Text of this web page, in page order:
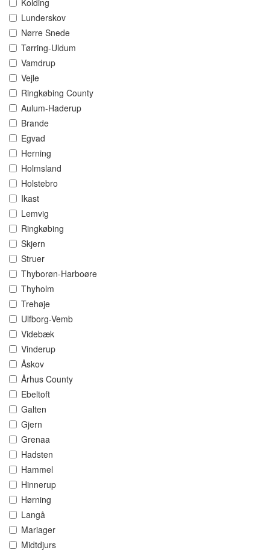
Kolding
Lunderskov
Nørre Snede
Tørring-Uldum
Vamdrup
Vejle
Ringkøbing County
Aulum-Haderup
Brande
Egvad
Herning
Holmsland
Holstebro
Ikast
Lemvig
Ringkøbing
Skjern
Struer
Thyborøn-Harboøre
Thyholm
Trehøje
Ulfborg-Vemb
Videbæk
Vinderup
Åskov
Århus County
Ebeltoft
Galten
Gjern
Grenaa
Hadsten
Hammel
Hinnerup
Hørning
Langå
Mariager
Midtdjurs